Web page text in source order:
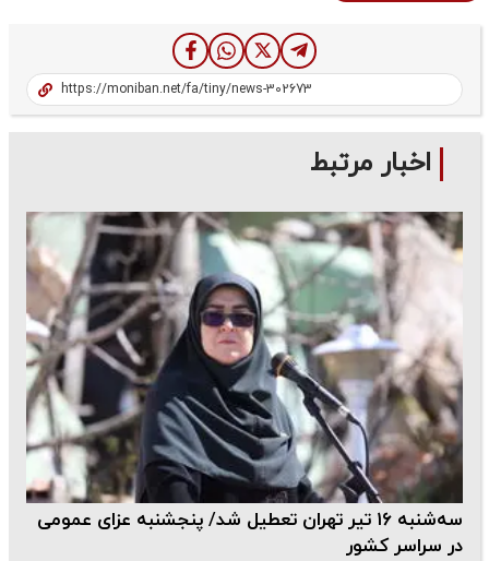
اخبار مرتبط
سه‌شنبه ۱۶ تیر تهران تعطیل شد/ پنجشنبه عزای عمومی
در سراسر کشور